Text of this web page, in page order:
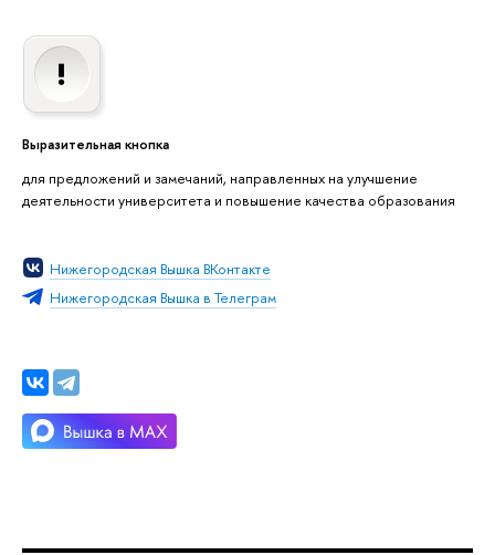
Выразительная кнопка
для предложений и замечаний, направленных на улучшение
деятельности университета и повышение качества образования
Нижегородская Вышка ВКонтакте
Нижегородская Вышка в Телеграм